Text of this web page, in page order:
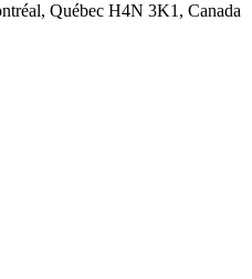
Québec H4N 3K1, Canada